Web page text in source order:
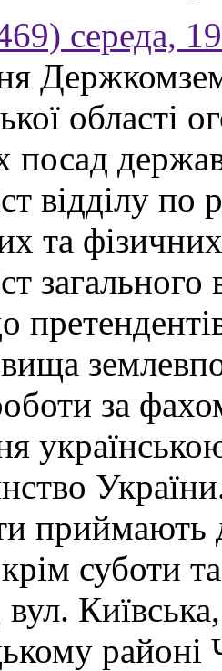
середа,
області
посад
відділу по
та
загального
за
приймають
суботи
районі